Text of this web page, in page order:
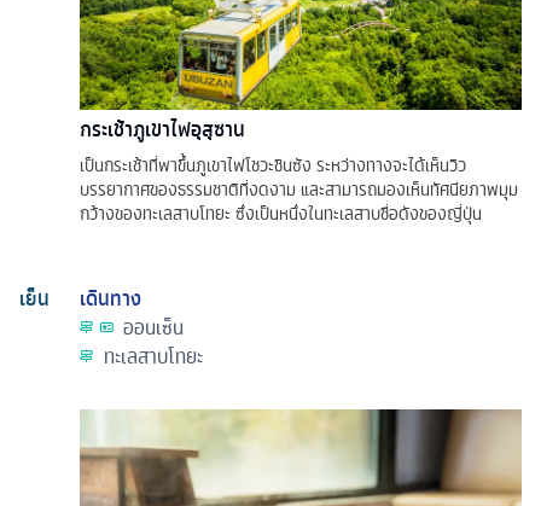
กระเช้าภูเขาไฟอุสุซาน
เป็นกระเช้าที่พาขึ้นภูเขาไฟโชวะชินซัง ระหว่างทางจะได้เห็นวิว
บรรยากาศของธรรมชาติที่งดงาม และสามารถมองเห็นทัศนียภาพมุม
กว้างของทะเลสาบโทยะ ซึ่งเป็นหนึ่งในทะเลสาบชื่อดังของญี่ปุ่น
เย็น
เดินทาง
ออนเซ็น
ทะเลสาบโทยะ